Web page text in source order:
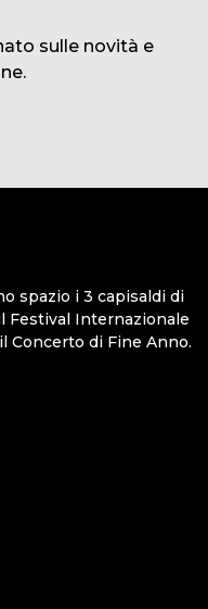
sulle novità e
spazio i 3 capisaldi di
Festival Internazionale
Concerto di Fine Anno.